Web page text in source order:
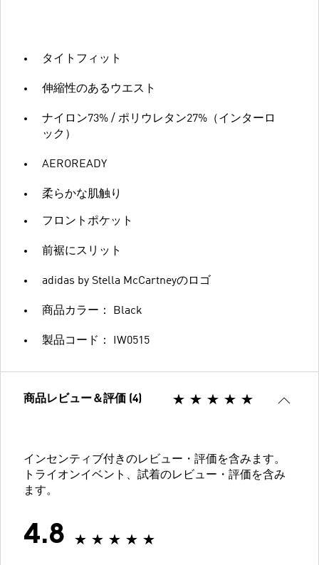
タイトフィット
伸縮性のあるウエスト
ナイロン73% / ポリウレタン27%（インターロ
ック）
AEROREADY
柔らかな肌触り
フロントポケット
前裾にスリット
adidas by Stella McCartneyのロゴ
商品カラー： Black
製品コード： IW0515
商品レビュー＆評価 (4)
インセンティブ付きのレビュー・評価を含みます。
トライオンイベント、試着のレビュー・評価を含み
ます。
4.8